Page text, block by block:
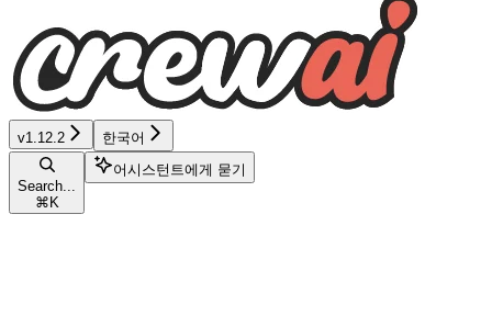
v1.12.2 한국어
Search...
⌘ K
어시스턴트에게 묻기